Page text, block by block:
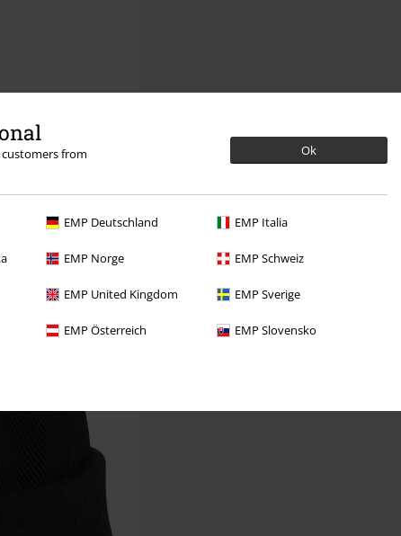
customers from
Ok
EMP Deutschland EMP Italia
EMP Norge EMP Schweiz
EMP United Kingdom EMP Sverige
EMP Österreich EMP Slovensko